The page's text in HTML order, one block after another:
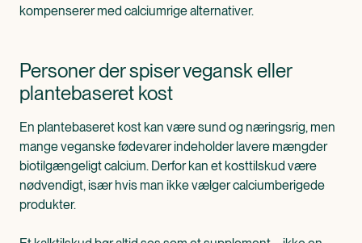
kompenserer med calciumrige alternativer.
Personer der spiser vegansk eller
plantebaseret kost
En plantebaseret kost kan være sund og næringsrig, men
mange veganske fødevarer indeholder lavere mængder
biotilgængeligt calcium. Derfor kan et kosttilskud være
nødvendigt, især hvis man ikke vælger calciumberigede
produkter.